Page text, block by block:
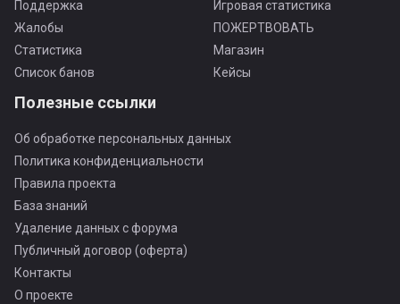
Поддержка
Жалобы
Статистика
Список банов
Игровая статистика
ПОЖЕРТВОВАТЬ
Магазин
Кейсы
Полезные ссылки
Об обработке персональных данных
Политика конфиденциальности
Правила проекта
База знаний
Удаление данных с форума
Публичный договор (оферта)
Контакты
О проекте